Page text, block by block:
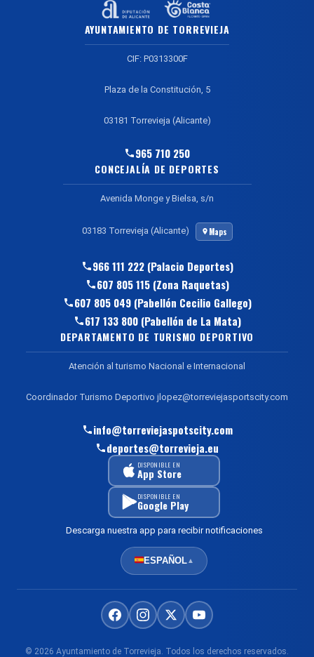
AYUNTAMIENTO DE TORREVIEJA
CIF: P0313300F
Plaza de la Constitución, 5
03181 Torrevieja (Alicante)
965 710 250
CONCEJALÍA DE DEPORTES
Avenida Monge y Bielsa, s/n
03183 Torrevieja (Alicante) Maps
966 111 222 (Palacio Deportes)
607 805 115 (Zona Raquetas)
607 805 049 (Pabellón Cecilio Gallego)
617 133 800 (Pabellón de La Mata)
DEPARTAMENTO DE TURISMO DEPORTIVO
Atención al turismo Nacional e Internacional
Coordinador Turismo Deportivo jlopez@torreviejasportscity.com
info@torreviejaspotscity.com
deportes@torrevieja.eu
DISPONIBLE EN
App Store
DISPONIBLE EN
Google Play
Descarga nuestra app para recibir notificaciones
ESPAÑOL▲
© 2026 Ayuntamiento de Torrevieja. Todos los derechos reservados.